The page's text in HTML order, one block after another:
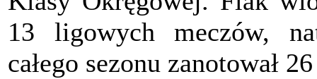
13 ligowych meczów,
całego sezonu zanotował